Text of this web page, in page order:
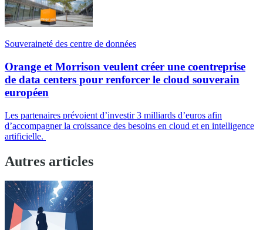
Souveraineté des centre de données
Orange et Morrison veulent créer une coentreprise
de data centers pour renforcer le cloud souverain
européen
Les partenaires prévoient d’investir 3 milliards d’euros afin
d’accompagner la croissance des besoins en cloud et en intelligence
artificielle.
Autres articles